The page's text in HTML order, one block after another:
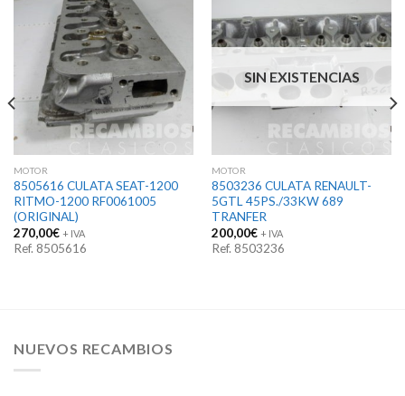
MOTOR
8505616 CULATA SEAT-1200
RITMO-1200 RF0061005
(ORIGINAL)
270,00€ + IVA
Ref. 8505616
SIN EXISTENCIAS
MOTOR
8503236 CULATA RENAULT-
5GTL 45PS./33KW 689
TRANFER
200,00€ + IVA
Ref. 8503236
NUEVOS RECAMBIOS